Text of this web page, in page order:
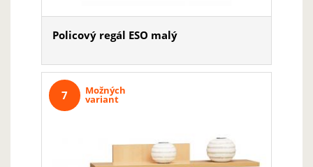
Policový regál ESO malý
Možných
variant
7